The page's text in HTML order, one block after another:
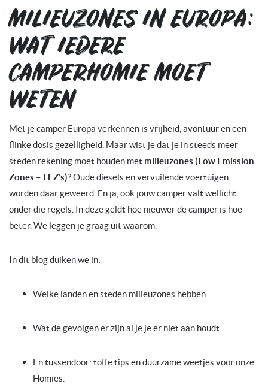
MILIEUZONES IN EUROPA:
WAT IEDERE
CAMPERHOMIE MOET
WETEN
Met je camper Europa verkennen is vrijheid, avontuur en een
flinke dosis gezelligheid. Maar wist je dat je in steeds meer
steden rekening moet houden met milieuzones (Low Emission
Zones – LEZ’s)? Oude diesels en vervuilende voertuigen
worden daar geweerd. En ja, ook jouw camper valt wellicht
onder die regels. In deze geldt hoe nieuwer de camper is hoe
beter. We leggen je graag uit waarom.
In dit blog duiken we in:
Welke landen en steden milieuzones hebben.
Wat de gevolgen er zijn al je je er niet aan houdt.
En tussendoor: toffe tips en duurzame weetjes voor onze
Homies.